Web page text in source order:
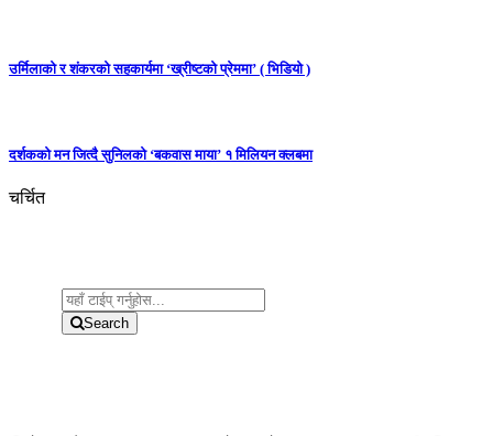
उर्मिलाको र शंकरको सहकार्यमा ‘ख्रीष्टको प्रेममा’ ( भिडियो )
दर्शकको मन जित्दै सुनिलको ‘बकवास माया’ १ मिलियन क्लबमा
चर्चित
Search